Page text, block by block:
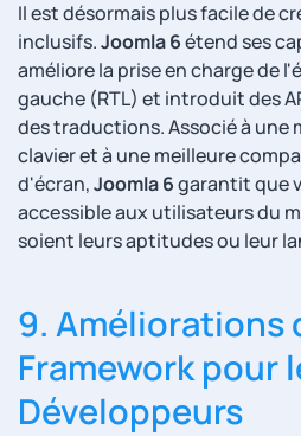
Il est désormais plus facile de
inclusifs.Joomla 6étend ses
améliore la prise en charge de
gauche (RTL) et introduit des
des traductions. Associé à une
clavier et à une meilleure
d'écran,Joomla 6garantit que
accessible aux utilisateurs du
soient leurs aptitudes ou leur
9. Améliorations
Framework pour
Développeurs